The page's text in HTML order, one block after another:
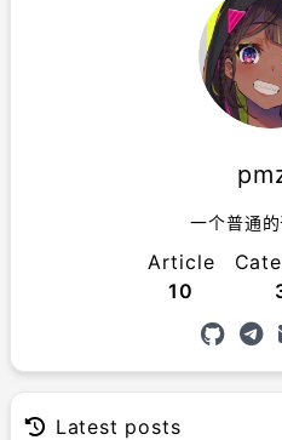
一个普通
Article
10
Latest posts